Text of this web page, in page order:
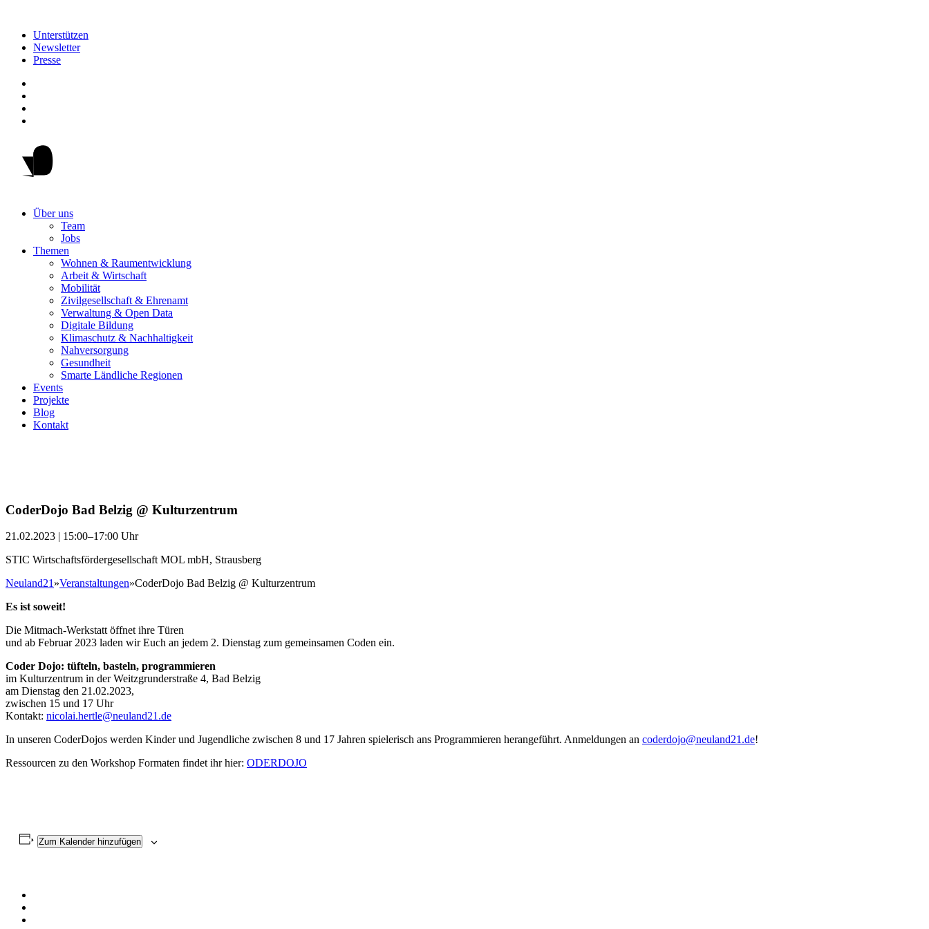
Unterstützen
Newsletter
Presse
Über uns
Team
Jobs
Themen
Wohnen & Raumentwicklung
Arbeit & Wirtschaft
Mobilität
Zivilgesellschaft & Ehrenamt
Verwaltung & Open Data
Digitale Bildung
Klimaschutz & Nachhaltigkeit
Nahversorgung
Gesundheit
Smarte Ländliche Regionen
Events
Projekte
Blog
Kontakt
CoderDojo Bad Belzig @ Kulturzentrum
21.02.2023 | 15:00–17:00 Uhr
STIC Wirtschaftsfördergesellschaft MOL mbH, Strausberg
Neuland21»Veranstaltungen»CoderDojo Bad Belzig @ Kulturzentrum
Es ist soweit!
Die Mitmach-Werkstatt öffnet ihre Türen
und ab Februar 2023 laden wir Euch an jedem 2. Dienstag zum gemeinsamen Coden ein.
Coder Dojo: tüfteln, basteln, programmieren
im Kulturzentrum in der Weitzgrunderstraße 4, Bad Belzig
am Dienstag den 21.02.2023,
zwischen 15 und 17 Uhr
Kontakt: nicolai.hertle@neuland21.de
In unseren CoderDojos werden Kinder und Jugendliche zwischen 8 und 17 Jahren spielerisch ans Programmieren herangeführt. Anmeldungen an coderdojo@neuland21.de!
Ressourcen zu den Workshop Formaten findet ihr hier: ODERDOJO
Zum Kalender hinzufügen